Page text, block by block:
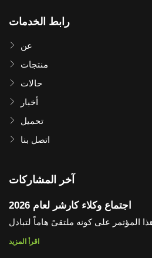
رابط الخدمات
عن
منتجات
حالات
أخبار
تحميل
اتصل بنا
آخر المشاركات
اجتماع وكلاء كارشر لعام 2026
المؤتمر على كونه ملتقىً هاماً لتبادل
اقرأ المزيد